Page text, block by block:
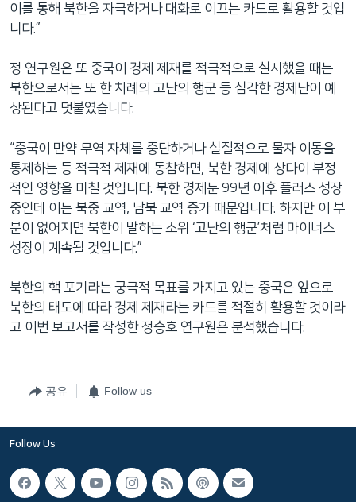
이를 통해 북한을 자극하거나 대화로 이끄는 카드로 활용할 것입
니다.”
정 연구원은 또 중국이 경제 제재를 적극적으로 실시했을 때는
북한으로서는 또 한 차례의 고난의 행군 등 심각한 경제난이 예
상된다고 덧붙였습니다.
“중국이 만약 무역 자체를 중단하거나 실질적으로 물자 이동을
통제하는 등 적극적 제재에 동참하면, 북한 경제에 상다이 부정
적인 영향을 미칠 것입니다. 북한 경제눈 99년 이후 플러스 성장
중인데 이는 북중 교역, 남북 교역 증가 때문입니다. 하지만 이 부
분이 없어지면 북한이 말하는 소위 ‘고난의 행군’처럼 마이너스
성장이 계속될 것입니다.”
북한의 핵 포기라는 궁극적 목표를 가지고 있는 중국은 앞으로
북한의 태도에 따라 경제 제재라는 카드를 적절히 활용할 것이라
고 이번 보고서를 작성한 정승호 연구원은 분석했습니다.
공유 Follow us
Follow Us